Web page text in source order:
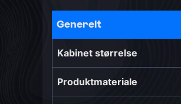
Generelt
Kabinet størrelse
Produktmateriale